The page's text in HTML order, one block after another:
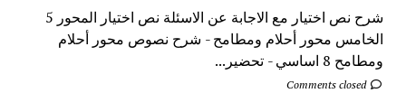
شرح نص اختيار مع الاجابة عن الاسئلة نص اختيار المحور 5
الخامس محور أحلام ومطامح - شرح نصوص محور أحلام
ومطامح 8 اساسي - تحضير...
Comments closed